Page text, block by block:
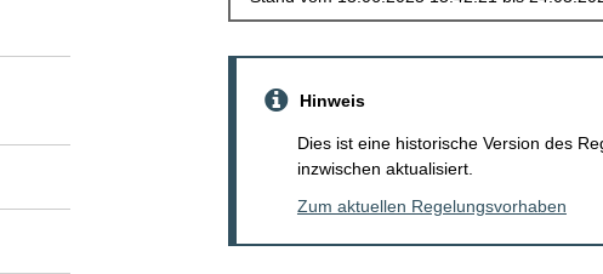
Hinweis
Dies ist eine historische Version des
inzwischen aktualisiert.
Zum aktuellen Regelungsvorhaben